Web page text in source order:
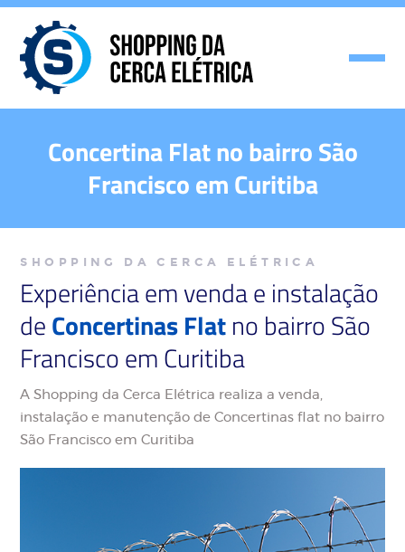
Concertina Flat no bairro São
Francisco em Curitiba
SHOPPING DA CERCA ELÉTRICA
Experiência em venda e instalação
deConcertinas Flatno bairro São
Francisco em Curitiba
A Shopping da Cerca Elétrica realiza a venda,
instalação e manutenção de Concertinas flat no bairro
São Francisco em Curitiba